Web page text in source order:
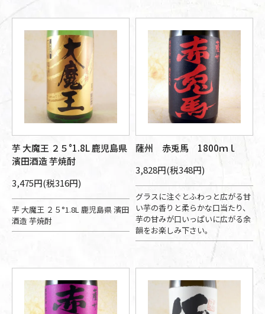
芋 大魔王 ２５°1.8L 鹿児島県
濱田酒造 芋焼酎
3,475円(税316円)
芋 大魔王 ２５°1.8L 鹿児島県 濱田
酒造 芋焼酎
薩州 赤兎馬 1800ｍｌ
3,828円(税348円)
グラスに注ぐとふわっと広がる甘
い芋の香りと柔らかな口当たり、
芋の甘みが口いっぱいに広がる余
韻をお楽しみ下さい。